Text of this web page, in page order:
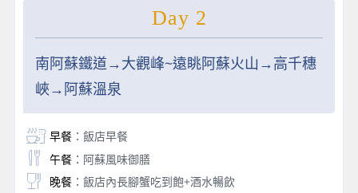
Day 2
南阿蘇鐵道→大觀峰~遠眺阿蘇火山→高千穗
峽→阿蘇溫泉
早餐：飯店早餐
午餐：阿蘇風味御膳
晚餐：飯店內長腳蟹吃到飽+酒水暢飲